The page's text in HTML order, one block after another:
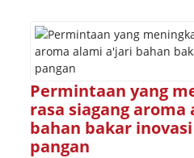
Permintaan yang
rasa siagang
bahan bakar
pangan